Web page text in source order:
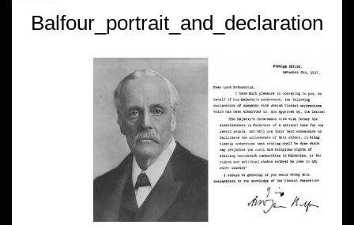
Balfour_portrait_and_declaration